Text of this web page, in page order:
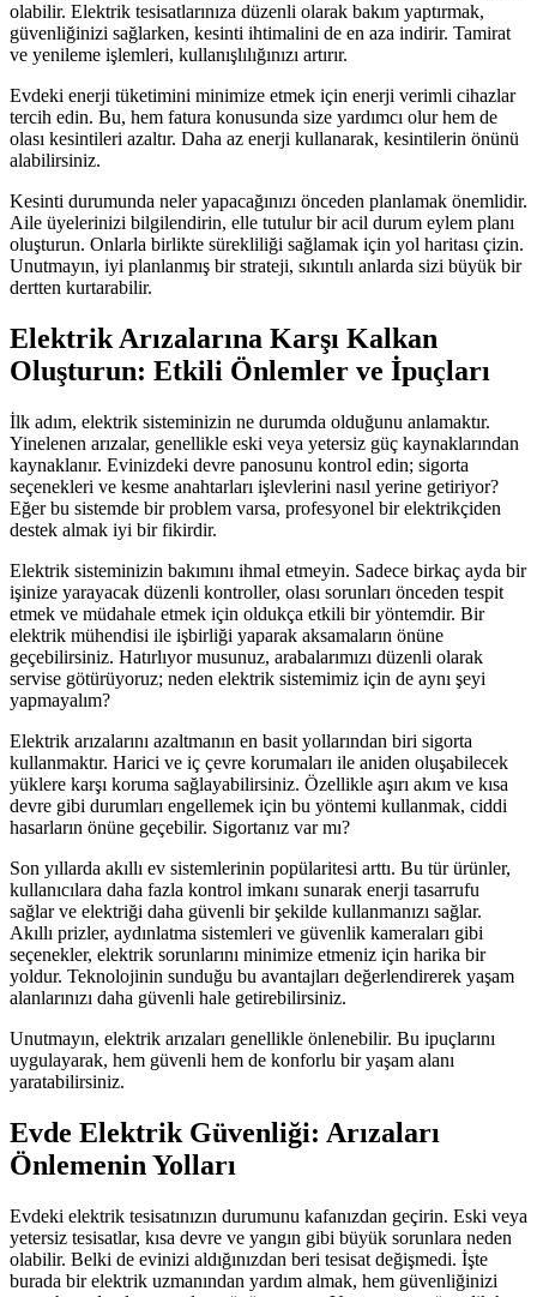
olabilir. Elektrik tesisatlarınıza düzenli olarak bakım yaptırmak,
güvenliğinizi sağlarken, kesinti ihtimalini de en aza indirir. Tamirat
ve yenileme işlemleri, kullanışlılığınızı artırır.
Evdeki enerji tüketimini minimize etmek için enerji verimli cihazlar
tercih edin. Bu, hem fatura konusunda size yardımcı olur hem de
olası kesintileri azaltır. Daha az enerji kullanarak, kesintilerin önünü
alabilirsiniz.
Kesinti durumunda neler yapacağınızı önceden planlamak önemlidir.
Aile üyelerinizi bilgilendirin, elle tutulur bir acil durum eylem planı
oluşturun. Onlarla birlikte sürekliliği sağlamak için yol haritası çizin.
Unutmayın, iyi planlanmış bir strateji, sıkıntılı anlarda sizi büyük bir
dertten kurtarabilir.
Elektrik Arızalarına Karşı Kalkan
Oluşturun: Etkili Önlemler ve İpuçları
İlk adım, elektrik sisteminizin ne durumda olduğunu anlamaktır.
Yinelenen arızalar, genellikle eski veya yetersiz güç kaynaklarından
kaynaklanır. Evinizdeki devre panosunu kontrol edin; sigorta
seçenekleri ve kesme anahtarları işlevlerini nasıl yerine getiriyor?
Eğer bu sistemde bir problem varsa, profesyonel bir elektrikçiden
destek almak iyi bir fikirdir.
Elektrik sisteminizin bakımını ihmal etmeyin. Sadece birkaç ayda bir
işinize yarayacak düzenli kontroller, olası sorunları önceden tespit
etmek ve müdahale etmek için oldukça etkili bir yöntemdir. Bir
elektrik mühendisi ile işbirliği yaparak aksamaların önüne
geçebilirsiniz. Hatırlıyor musunuz, arabalarımızı düzenli olarak
servise götürüyoruz; neden elektrik sistemimiz için de aynı şeyi
yapmayalım?
Elektrik arızalarını azaltmanın en basit yollarından biri sigorta
kullanmaktır. Harici ve iç çevre korumaları ile aniden oluşabilecek
yüklere karşı koruma sağlayabilirsiniz. Özellikle aşırı akım ve kısa
devre gibi durumları engellemek için bu yöntemi kullanmak, ciddi
hasarların önüne geçebilir. Sigortanız var mı?
Son yıllarda akıllı ev sistemlerinin popülaritesi arttı. Bu tür ürünler,
kullanıcılara daha fazla kontrol imkanı sunarak enerji tasarrufu
sağlar ve elektriği daha güvenli bir şekilde kullanmanızı sağlar.
Akıllı prizler, aydınlatma sistemleri ve güvenlik kameraları gibi
seçenekler, elektrik sorunlarını minimize etmeniz için harika bir
yoldur. Teknolojinin sunduğu bu avantajları değerlendirerek yaşam
alanlarınızı daha güvenli hale getirebilirsiniz.
Unutmayın, elektrik arızaları genellikle önlenebilir. Bu ipuçlarını
uygulayarak, hem güvenli hem de konforlu bir yaşam alanı
yaratabilirsiniz.
Evde Elektrik Güvenliği: Arızaları
Önlemenin Yolları
Evdeki elektrik tesisatınızın durumunu kafanızdan geçirin. Eski veya
yetersiz tesisatlar, kısa devre ve yangın gibi büyük sorunlara neden
olabilir. Belki de evinizi aldığınızdan beri tesisat değişmedi. İşte
burada bir elektrik uzmanından yardım almak, hem güvenliğinizi